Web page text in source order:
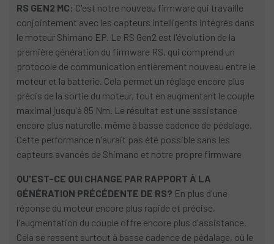
RS GEN2 MC: C'est notre nouveau firmware qui travaille
conjointement avec les capteurs intelligents intégrés dans
le moteur Shimano EP. Le RS Gen2 est l'évolution de la
première génération du firmware RS, qui comprend un
protocole de communication entièrement nouveau entre le
moteur et la batterie. Cela permet un réglage encore plus
précis de la sortie du moteur, tout en augmentant le couple
maximal jusqu'à 85 Nm. Le résultat est une assistance
encore plus naturelle, même à basse cadence de pédalage.
Cette performance n'aurait pas été possible sans les
capteurs avancés de Shimano et notre propre firmware
QU'EST-CE QUI CHANGE PAR RAPPORT À LA
GÉNÉRATION PRÉCÉDENTE DE RS? En plus d'une
réponse du moteur encore plus rapide et précise,
l'augmentation du couple offre encore plus d'assistance.
Cela se ressent surtout à basse cadence de pédalage, où le